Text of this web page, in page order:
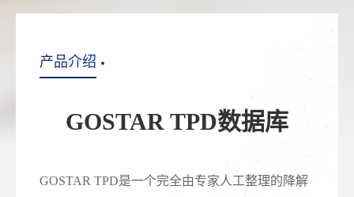
产品介绍
GOSTAR TPD数据库
GOSTAR TPD是一个完全由专家人工整理的降解